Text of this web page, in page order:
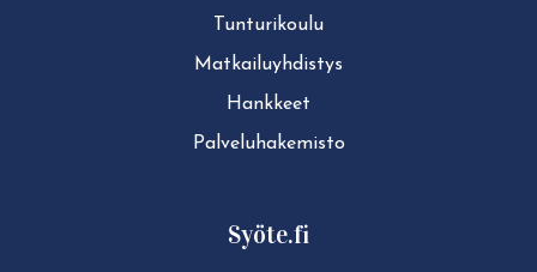
Tun­tu­ri­kou­lu
Mat­kai­lu­yh­dis­tys
Hankkeet
Pal­ve­lu­ha­ke­mis­to
Syöte.fi